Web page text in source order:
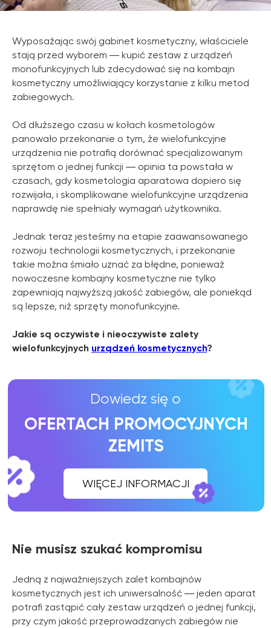
Wyposażając swój gabinet kosmetyczny, właściciele
stają przed wyborem ― kupić zestaw z urządzeń
monofunkcyjnych lub zdecydować się na kombajn
kosmetyczny umożliwiający korzystanie z kilku metod
zabiegowych.
Od dłuższego czasu w kołach kosmetologów
panowało przekonanie o tym, że wielofunkcyjne
urządzenia nie potrafią dorównać specjalizowanym
sprzętom o jednej funkcji ― opinia ta powstała w
czasach, gdy kosmetologia aparatowa dopiero się
rozwijała, i skomplikowane wielofunkcyjne urządzenia
naprawdę nie spełniały wymagań użytkownika.
Jednak teraz jesteśmy na etapie zaawansowanego
rozwoju technologii kosmetycznych, i przekonanie
takie można śmiało uznać za błędne, ponieważ
nowoczesne kombajny kosmetyczne nie tylko
zapewniają najwyższą jakość zabiegów, ale poniekąd
są lepsze, niż sprzęty monofunkcyjne.
Jakie są oczywiste i nieoczywiste zalety
wielofunkcyjnych urządzeń kosmetycznych?
Dowiedz się o
OFERTACH PROMOCYJNYCH
ZEMITS
Nie musisz szukać kompromisu
Jedną z najważniejszych zalet kombajnów
kosmetycznych jest ich uniwersalność ― jeden aparat
potrafi zastąpić cały zestaw urządzeń o jednej funkcji,
przy czym jakość przeprowadzanych zabiegów nie